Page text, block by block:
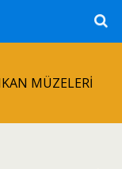
MÜZELERİ